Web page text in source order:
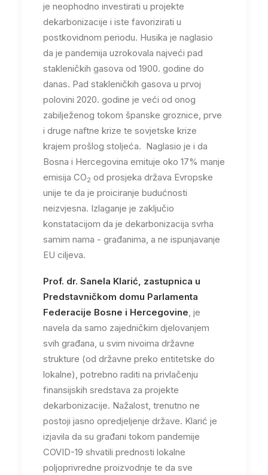
je neophodno investirati u projekte
dekarbonizacije i iste favorizirati u
postkovidnom periodu. Husika je naglasio
da je pandemija uzrokovala najveći pad
stakleničkih gasova od 1900. godine do
danas. Pad stakleničkih gasova u prvoj
polovini 2020. godine je veći od onog
zabilježenog tokom španske groznice, prve
i druge naftne krize te sovjetske krize
krajem prošlog stoljeća. Naglasio je i da
Bosna i Hercegovina emituje oko 17% manje
emisija CO2 od prosjeka država Evropske
unije te da je proiciranje budućnosti
neizvjesna. Izlaganje je zaključio
konstatacijom da je dekarbonizacija svrha
samim nama - građanima, a ne ispunjavanje
EU ciljeva.
Prof. dr. Sanela Klarić, zastupnica u
Predstavničkom domu Parlamenta
Federacije Bosne i Hercegovine, je
navela da samo zajedničkim djelovanjem
svih građana, u svim nivoima državne
strukture (od državne preko entitetske do
lokalne), potrebno raditi na privlačenju
finansijskih sredstava za projekte
dekarbonizacije. Nažalost, trenutno ne
postoji jasno opredjeljenje države. Klarić je
izjavila da su građani tokom pandemije
COVID-19 shvatili prednosti lokalne
poljoprivredne proizvodnje te da sve